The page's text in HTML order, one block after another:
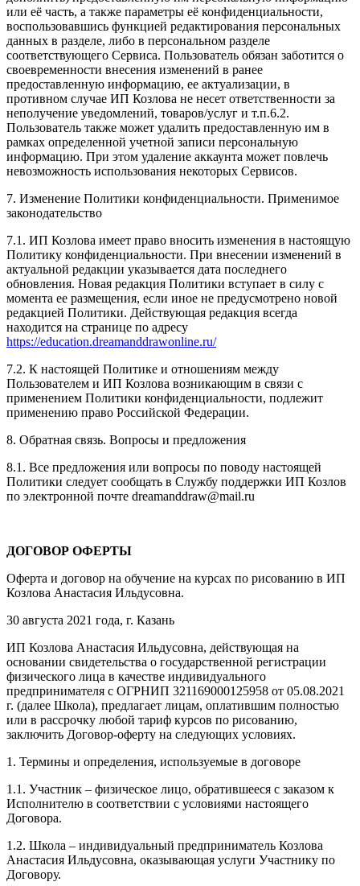
или её часть, а также параметры её конфиденциальности,
воспользовавшись функцией редактирования персональных
данных в разделе, либо в персональном разделе
соответствующего Сервиса. Пользователь обязан заботится о
своевременности внесения изменений в ранее
предоставленную информацию, ее актуализации, в
противном случае ИП Козлова не несет ответственности за
неполучение уведомлений, товаров/услуг и т.п.6.2.
Пользователь также может удалить предоставленную им в
рамках определенной учетной записи персональную
информацию. При этом удаление аккаунта может повлечь
невозможность использования некоторых Сервисов.
7. Изменение Политики конфиденциальности. Применимое
законодательство
7.1. ИП Козлова имеет право вносить изменения в настоящую
Политику конфиденциальности. При внесении изменений в
актуальной редакции указывается дата последнего
обновления. Новая редакция Политики вступает в силу с
момента ее размещения, если иное не предусмотрено новой
редакцией Политики. Действующая редакция всегда
находится на странице по адресу
https://education.dreamanddrawonline.ru/
7.2. К настоящей Политике и отношениям между
Пользователем и ИП Козлова возникающим в связи с
применением Политики конфиденциальности, подлежит
применению право Российской Федерации.
8. Обратная связь. Вопросы и предложения
8.1. Все предложения или вопросы по поводу настоящей
Политики следует сообщать в Службу поддержки ИП Козлов
по электронной почте dreamanddraw@mail.ru
ДОГОВОР ОФЕРТЫ
Оферта и договор на обучение на курсах по рисованию в ИП
Козлова Анастасия Ильдусовна.
30 августа 2021 года, г. Казань
ИП Козлова Анастасия Ильдусовна, действующая на
основании свидетельства о государственной регистрации
физического лица в качестве индивидуального
предпринимателя с ОГРНИП 321169000125958 от 05.08.2021
г. (далее Школа), предлагает лицам, оплатившим полностью
или в рассрочку любой тариф курсов по рисованию,
заключить Договор-оферту на следующих условиях.
1. Термины и определения, используемые в договоре
1.1. Участник – физическое лицо, обратившееся с заказом к
Исполнителю в соответствии с условиями настоящего
Договора.
1.2. Школа – индивидуальный предприниматель Козлова
Анастасия Ильдусовна, оказывающая услуги Участнику по
Договору.